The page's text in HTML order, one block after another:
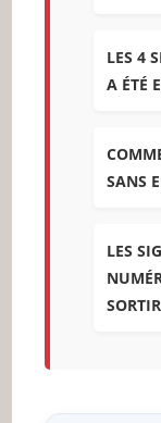
LES 4
A ÉTÉ
SANS
LES